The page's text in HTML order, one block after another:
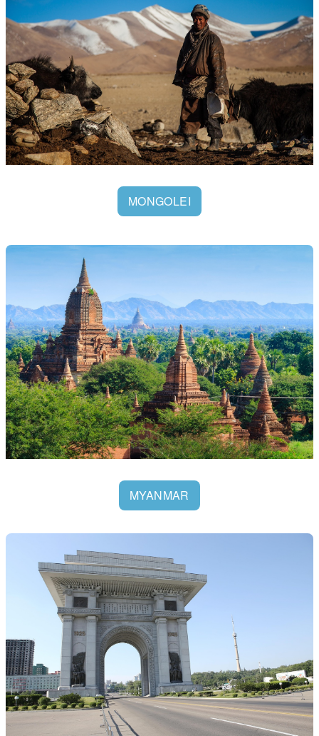
MONGOLEI
MYANMAR